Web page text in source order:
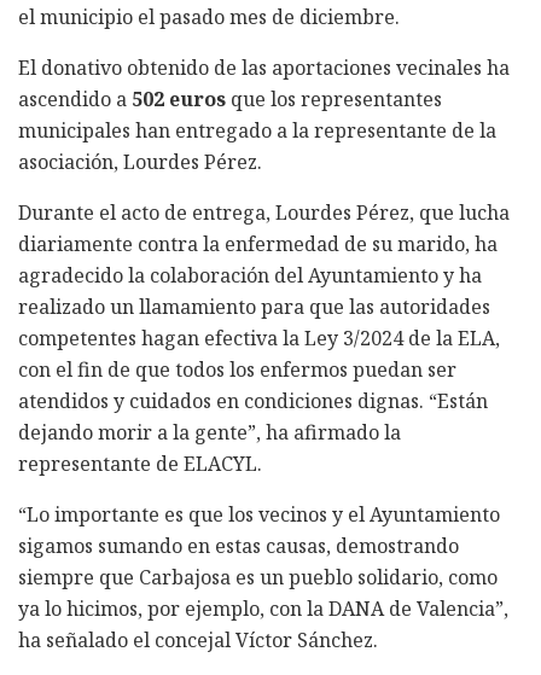
el municipio el pasado mes de diciembre.
El donativo obtenido de las aportaciones vecinales ha
ascendido a 502 euros que los representantes
municipales han entregado a la representante de la
asociación, Lourdes Pérez.
Durante el acto de entrega, Lourdes Pérez, que lucha
diariamente contra la enfermedad de su marido, ha
agradecido la colaboración del Ayuntamiento y ha
realizado un llamamiento para que las autoridades
competentes hagan efectiva la Ley 3/2024 de la ELA,
con el fin de que todos los enfermos puedan ser
atendidos y cuidados en condiciones dignas. “Están
dejando morir a la gente”, ha afirmado la
representante de ELACYL.
“Lo importante es que los vecinos y el Ayuntamiento
sigamos sumando en estas causas, demostrando
siempre que Carbajosa es un pueblo solidario, como
ya lo hicimos, por ejemplo, con la DANA de Valencia”,
ha señalado el concejal Víctor Sánchez.